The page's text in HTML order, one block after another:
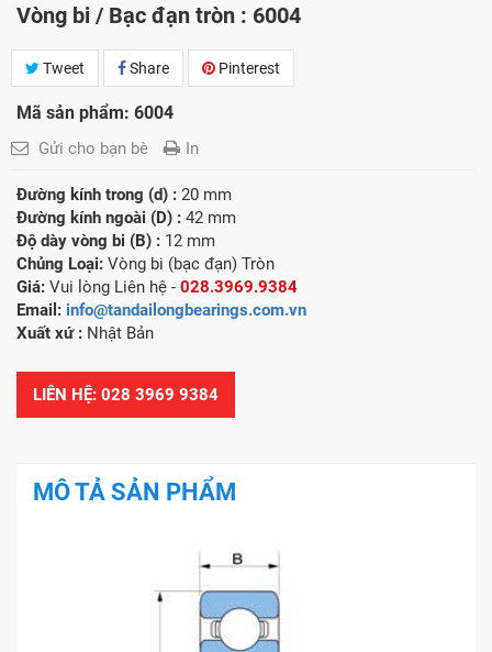
Vòng bi / Bạc đạn tròn : 6004
Tweet Share Pinterest
Mã sản phẩm: 6004
Gửi cho bạn bè In
Đường kính trong (d) : 20 mm
Đường kính ngoài (D) : 42 mm
Độ dày vòng bi (B) : 12 mm
Chủng Loại: Vòng bi (bạc đạn) Tròn
Giá: Vui lòng Liên hệ - 028.3969.9384
Email: info@tandailongbearings.com.vn
Xuất xứ : Nhật Bản
LIÊN HỆ: 028 3969 9384
MÔ TẢ SẢN PHẨM